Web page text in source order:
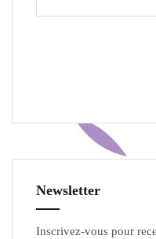
Newsletter
Inscrivez-vous pour